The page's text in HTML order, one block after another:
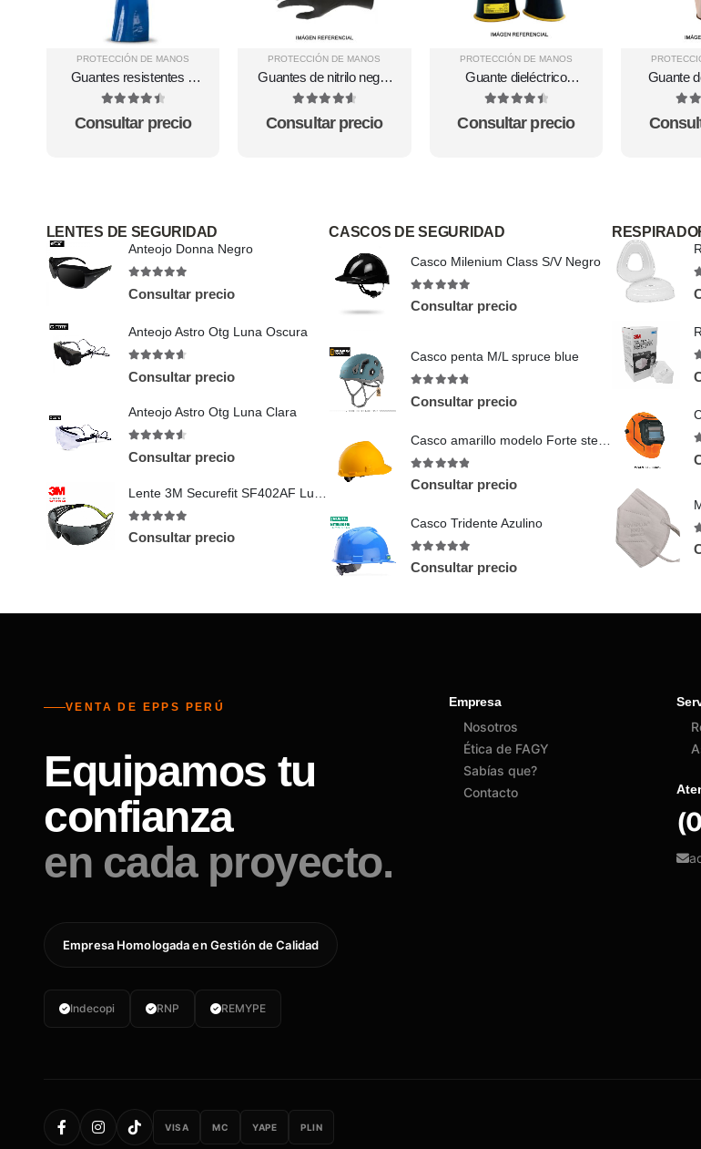
PROTECCIÓN DE MANOS
Guantes resistentes a
químicos 14-663
4.57 out of 5
Consultar precio
PROTECCIÓN DE MANOS
Guantes de nitrilo negro
Grippaz texturizado
powder free 6016B
4.67 out of 5
Consultar precio
PROTECCIÓN DE MANOS
Guante dieléctrico
marca Orion
4.57 out of 5
Consultar precio
Guante
doble
nitrilo
4.88
LENTES DE SEGURIDAD
Anteojo Donna Negro
Consultar precio
Anteojo Astro Otg Luna Oscura
Consultar precio
Anteojo Astro Otg Luna Clara
Consultar precio
Consultar precio
CASCOS DE SEGURIDAD
Casco Milenium Class S/V Negro
4.88 out of 5
Consultar precio
Casco penta M/L spruce blue
Consultar precio
Consultar precio
Casco Tridente Azulino
Consultar precio
VENTA DE EPPS PERÚ
Equipamos tu
confianza
en cada proyecto.
Empresa Homologada en Gestión de Calidad
Indecopi RNP REMYPE
Empresa
Nosotros
Ética de FAGY
Sabías que?
Contacto
VISA MC YAPE PLIN